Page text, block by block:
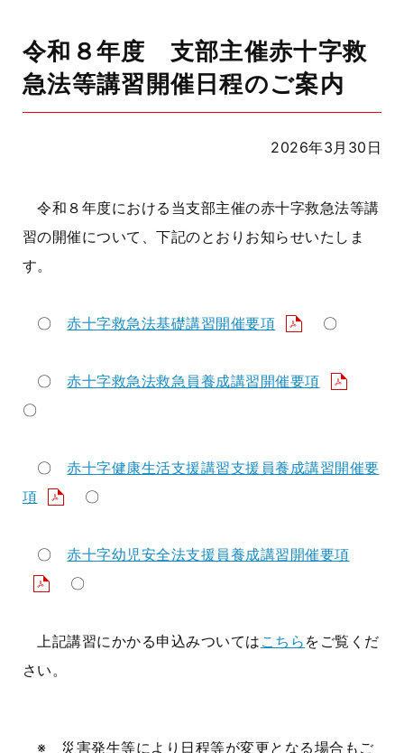
令和８年度 支部主催赤十字救
急法等講習開催日程のご案内
2026年3月30日
令和８年度における当支部主催の赤十字救急法等講
習の開催について、下記のとおりお知らせいたしま
す。
〇赤十字救急法基礎講習開催要項 〇
〇赤十字救急法救急員養成講習開催要項
〇
〇赤十字健康生活支援講習支援員養成講習開催要
項
〇
〇赤十字幼児安全法支援員養成講習開催要項
〇
上記講習にかかる申込みついては こちら をご覧くだ
さい。
※ 災害発生等により日程等が変更となる場合もご